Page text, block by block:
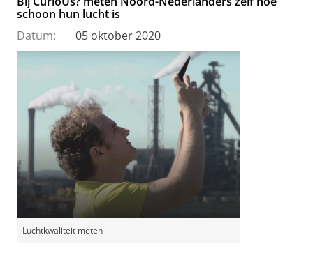
schoon hun lucht is
Datum:
05 oktober 2020
Luchtkwaliteit meten